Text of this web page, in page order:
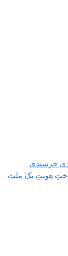
خرسندی
هویتِ یک ملت